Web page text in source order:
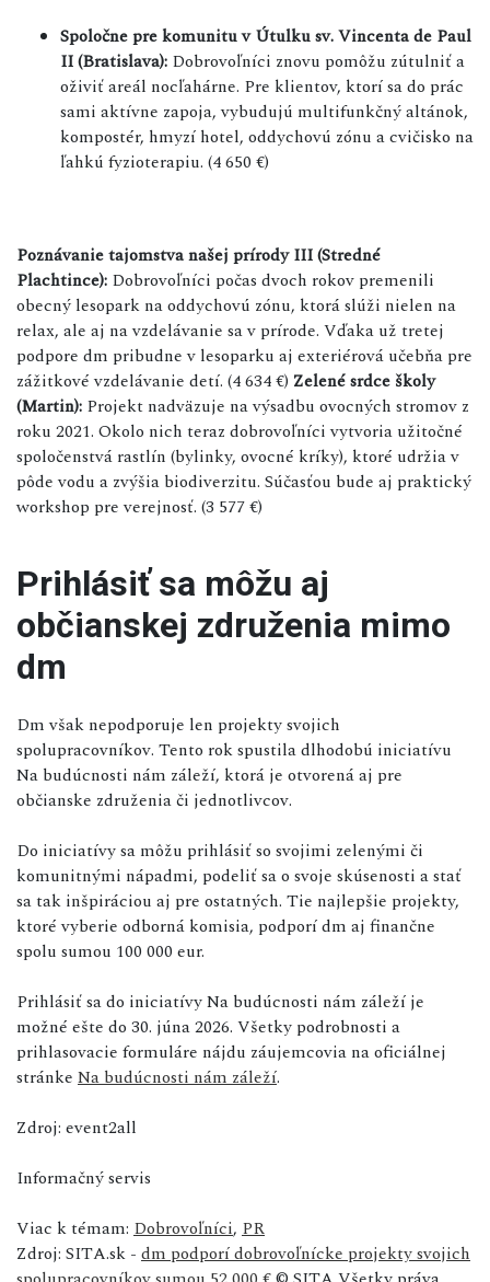
Spoločne pre komunitu v Útulku sv. Vincenta de Paul
II (Bratislava): Dobrovoľníci znovu pomôžu zútulniť a
oživiť areál nocľahárne. Pre klientov, ktorí sa do prác
sami aktívne zapoja, vybudujú multifunkčný altánok,
kompostér, hmyzí hotel, oddychovú zónu a cvičisko na
ľahkú fyzioterapiu. (4 650 €)
Poznávanie tajomstva našej prírody III (Stredné
Plachtince): Dobrovoľníci počas dvoch rokov premenili
obecný lesopark na oddychovú zónu, ktorá slúži nielen na
relax, ale aj na vzdelávanie sa v prírode. Vďaka už tretej
podpore dm pribudne v lesoparku aj exteriérová učebňa pre
zážitkové vzdelávanie detí. (4 634 €) Zelené srdce školy
(Martin): Projekt nadväzuje na výsadbu ovocných stromov z
roku 2021. Okolo nich teraz dobrovoľníci vytvoria užitočné
spoločenstvá rastlín (bylinky, ovocné kríky), ktoré udržia v
pôde vodu a zvýšia biodiverzitu. Súčasťou bude aj praktický
workshop pre verejnosť. (3 577 €)
Prihlásiť sa môžu aj
občianskej združenia mimo
dm
Dm však nepodporuje len projekty svojich
spolupracovníkov. Tento rok spustila dlhodobú iniciatívu
Na budúcnosti nám záleží, ktorá je otvorená aj pre
občianske združenia či jednotlivcov.
Do iniciatívy sa môžu prihlásiť so svojimi zelenými či
komunitnými nápadmi, podeliť sa o svoje skúsenosti a stať
sa tak inšpiráciou aj pre ostatných. Tie najlepšie projekty,
ktoré vyberie odborná komisia, podporí dm aj finančne
spolu sumou 100 000 eur.
Prihlásiť sa do iniciatívy Na budúcnosti nám záleží je
možné ešte do 30. júna 2026. Všetky podrobnosti a
prihlasovacie formuláre nájdu záujemcovia na oficiálnej
stránke Na budúcnosti nám záleží.
Zdroj: event2all
Informačný servis
Viac k témam: Dobrovoľníci, PR
Zdroj: SITA.sk - dm podporí dobrovoľnícke projekty svojich